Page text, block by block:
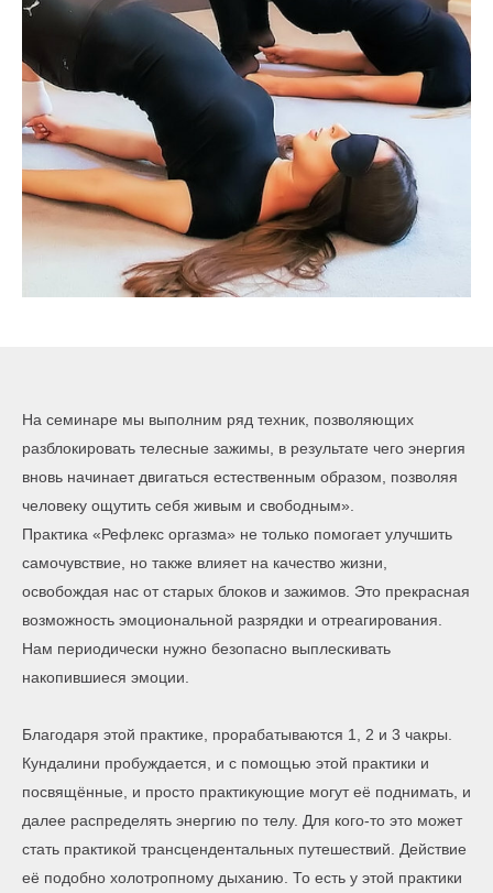
На семинаре мы выполним ряд техник, позволяющих
разблокировать телесные зажимы, в результате чего энергия
вновь начинает двигаться естественным образом, позволяя
человеку ощутить себя живым и свободным».
Практика «Рефлекс оргазма» не только помогает улучшить
самочувствие, но также влияет на качество жизни,
освобождая нас от старых блоков и зажимов. Это прекрасная
возможность эмоциональной разрядки и отреагирования.
Нам периодически нужно безопасно выплескивать
накопившиеся эмоции.
Благодаря этой практике, прорабатываются 1, 2 и 3 чакры.
Кундалини пробуждается, и с помощью этой практики и
посвящённые, и просто практикующие могут её поднимать, и
далее распределять энергию по телу. Для кого-то это может
стать практикой трансцендентальных путешествий. Действие
её подобно холотропному дыханию. То есть у этой практики